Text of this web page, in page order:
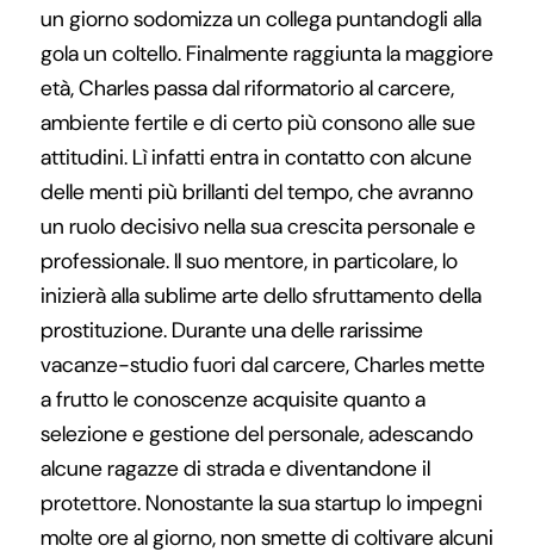
un giorno sodomizza un collega puntandogli alla
gola un coltello. Finalmente raggiunta la maggiore
età, Charles passa dal riformatorio al carcere,
ambiente fertile e di certo più consono alle sue
attitudini. Lì infatti entra in contatto con alcune
delle menti più brillanti del tempo, che avranno
un ruolo decisivo nella sua crescita personale e
professionale. Il suo mentore, in particolare, lo
inizierà alla sublime arte dello sfruttamento della
prostituzione. Durante una delle rarissime
vacanze-studio fuori dal carcere, Charles mette
a frutto le conoscenze acquisite quanto a
selezione e gestione del personale, adescando
alcune ragazze di strada e diventandone il
protettore. Nonostante la sua startup lo impegni
molte ore al giorno, non smette di coltivare alcuni